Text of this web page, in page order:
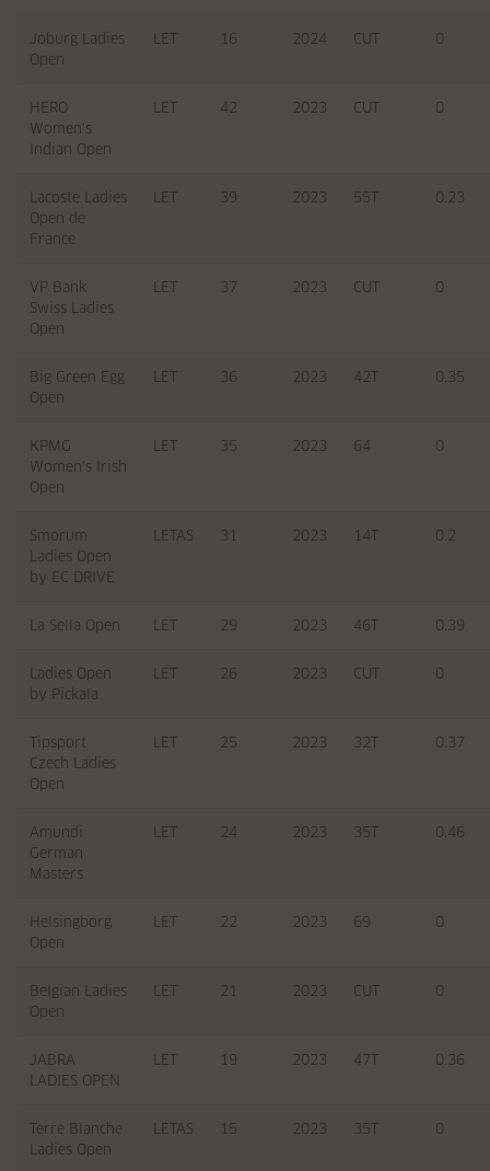
Joburg Ladies
Open
LET 16 2024 CUT 0
HERO
Women's
Indian Open
LET 42 2023 CUT 0
Lacoste Ladies
Open de
France
LET 39 2023 55T 0.23
VP Bank
Swiss Ladies
Open
LET 37 2023 CUT 0
Big Green Egg
Open
LET 36 2023 42T 0.35
KPMG
Women's Irish
Open
LET 35 2023 64 0
Smorum
Ladies Open
by EC DRIVE
LETAS 31 2023 14T 0.2
La Sella Open LET 29 2023 46T 0.39
Ladies Open
by Pickala
LET 26 2023 CUT 0
Tipsport
Czech Ladies
Open
LET 25 2023 32T 0.37
Amundi
German
Masters
LET 24 2023 35T 0.46
Helsingborg
Open
LET 22 2023 69 0
Belgian Ladies
Open
LET 21 2023 CUT 0
JABRA
LADIES OPEN
LET 19 2023 47T 0.36
Terre Blanche
Ladies Open
LETAS 15 2023 35T 0